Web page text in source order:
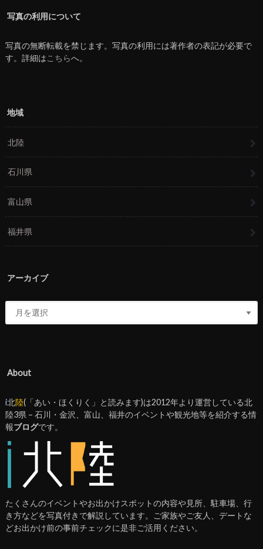
写真の利用について
写真の無断転載を禁じます。写真の利用には著作者の表記が必要で
す。詳細はこちらへ。
地域
北陸
石川県
富山県
福井県
アーカイブ
About
i北陸(「あい・ほくりく」と読みます)は2012年より運営している北
陸3県 – 石川・金沢、富山、福井のイベントや観光地等を紹介する情
報ブログです。
たくさんのイベントやお出かけスポットの内容や見所、駐車場、行
き方などを写真付きで解説しています。ご家族やご友人、デートな
どお出かけ前の事前チェックに是非ご活用ください。